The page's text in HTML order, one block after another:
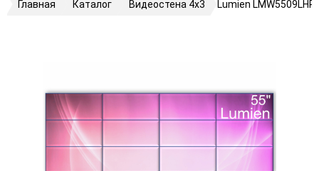
Главная Каталог Видеостена 4х3 Lumien